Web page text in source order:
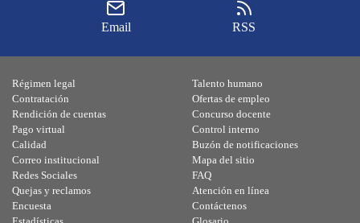
Email RSS
Régimen legal
Contratación
Rendición de cuentas
Pago virtual
Calidad
Talento humano
Ofertas de empleo
Concurso docente
Control interno
Buzón de notificaciones
Correo institucional
Redes Sociales
Quejas y reclamos
Encuesta
Mapa del sitio
FAQ
Atención en línea
Contáctenos